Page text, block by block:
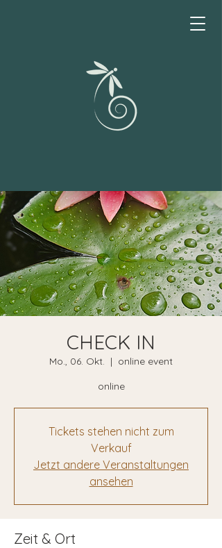
CHECK IN
Mo., 06. Okt.
  |
online event
online
Tickets stehen nicht zum
Verkauf
Jetzt andere Veranstaltungen
ansehen
Zeit & Ort